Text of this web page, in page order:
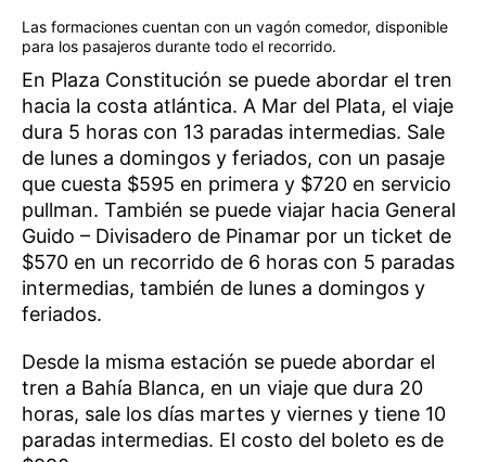
Las formaciones cuentan con un vagón comedor, disponible
para los pasajeros durante todo el recorrido.
En Plaza Constitución se puede abordar el tren
hacia la costa atlántica. A Mar del Plata, el viaje
dura 5 horas con 13 paradas intermedias. Sale
de lunes a domingos y feriados, con un pasaje
que cuesta $595 en primera y $720 en servicio
pullman. También se puede viajar hacia General
Guido – Divisadero de Pinamar por un ticket de
$570 en un recorrido de 6 horas con 5 paradas
intermedias, también de lunes a domingos y
feriados.
Desde la misma estación se puede abordar el
tren a Bahía Blanca, en un viaje que dura 20
horas, sale los días martes y viernes y tiene 10
paradas intermedias. El costo del boleto es de